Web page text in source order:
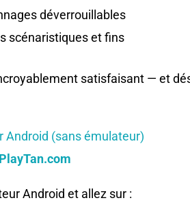
déverrouillables
scénaristiques et fins
satisfaisant — et
Android (sans émulateur)
Android et allez sur :